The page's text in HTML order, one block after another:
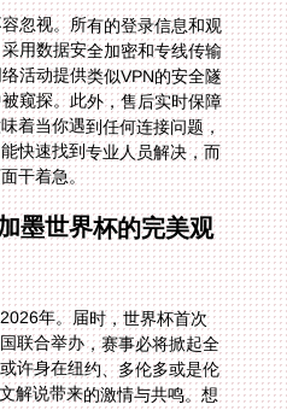
忽视。所有的登录信息和观
用数据安全加密和专线传输
活动提供类似VPN的安全隧
窥探。此外，售后实时保障
着当你遇到任何连接问题，
快速找到专业人员解决，而
干着急。
墨世界杯的完美观
年。届时，世界杯首次
联合举办，赛事必将掀起全
许身在纽约、多伦多或是伦
解说带来的激情与共鸣。想
最优国内线路，打开央视频
熟悉的声音瞬间将你拉回与
无论当地电视台如何转播，
味的中文赛事盛宴。稳定的